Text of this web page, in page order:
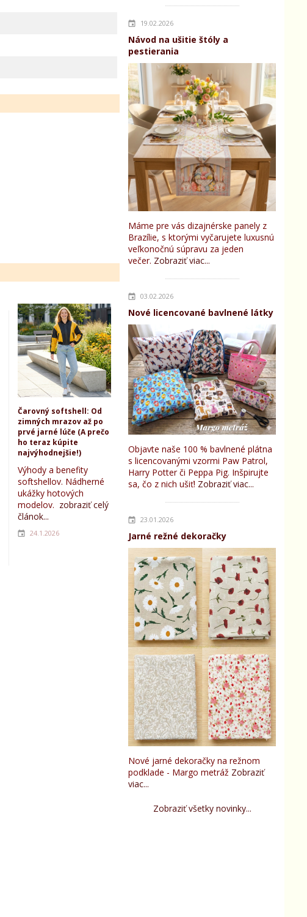
19.02.2026
Návod na ušitie štóly a
pestierania
Máme pre vás dizajnérske panely z
Brazílie, s ktorými vyčarujete luxusnú
veľkonočnú súpravu za jeden
večer. Zobraziť viac...
03.02.2026
Nové licencované bavlnené látky
Objavte naše 100 % bavlnené plátna
s licencovanými vzormi Paw Patrol,
Harry Potter či Peppa Pig. Inšpirujte
sa, čo z nich ušiť! Zobraziť viac...
23.01.2026
Jarné režné dekoračky
Nové jarné dekoračky na režnom
podklade - Margo metráž Zobraziť
viac...
Zobraziť všetky novinky...
Čarovný softshell: Od
zimných mrazov až po
prvé jarné lúče (A prečo
ho teraz kúpite
najvýhodnejšie!)
Výhody a benefity
softshellov. Nádherné
ukážky hotových
modelov. zobraziť celý
článok...
24.1.2026